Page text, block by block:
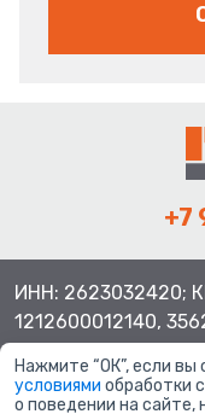
+7
ИНН: 2623032420;
1212600012140,
Нажмите “ОК”, если вы
условиями обработки
о поведении на сайте,